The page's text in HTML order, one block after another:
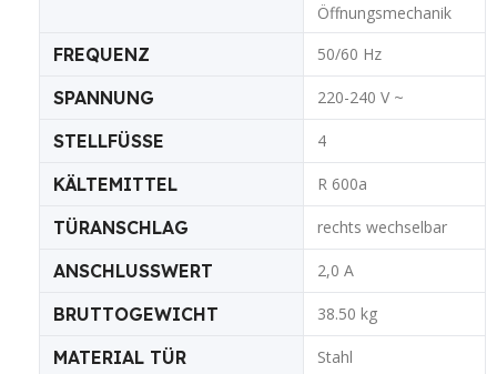
Öffnungsmechanik
FREQUENZ 50/60 Hz
SPANNUNG 220-240 V ~
STELLFÜSSE 4
KÄLTEMITTEL R 600a
TÜRANSCHLAG rechts wechselbar
ANSCHLUSSWERT 2,0 A
BRUTTOGEWICHT 38.50 kg
MATERIAL TÜR Stahl